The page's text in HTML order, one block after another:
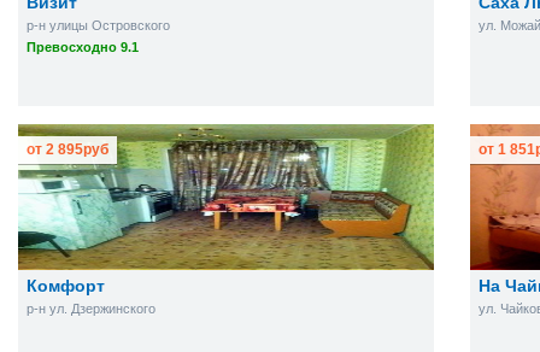
р-н улицы Островского
Превосходно 9.1
ул.
Комфорт
р-н ул. Дзержинского
от 2 895руб
На
ул.
от 1 851